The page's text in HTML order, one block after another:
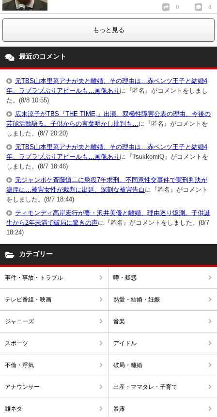
0 4
もっと見る
最近のコメント
元TBS山本里菜アナが夫と離婚、その理由は…赤ベンツ王子と結婚4
年、ラブラブぶりアピールも…画像あり に『匿名』がコメントをしまし
た。(8/8 10:55)
広末涼子がTBS『THE TIME,』出演。双極性障害公表の理由、今後の
芸能活動語る。子供からの言葉明かし批判も… に『匿名』がコメントを
しました。(8/7 20:20)
元TBS山本里菜アナが夫と離婚、その理由は…赤ベンツ王子と結婚4
年、ラブラブぶりアピールも…画像あり に『TsukkomiQ』がコメントを
しました。(8/7 18:46)
元ジャンポケ斉藤慎二に懲役7年求刑。不同意性交事件で実刑判決が
濃厚に…被害女性が裁判に出廷、深刻な被害告白 に『匿名』がコメント
をしました。(8/7 18:44)
ティモンディ高岸宏行が妻・沢井美優と離婚、理由巡り憶測。子供誕
生から2年未満で破局に驚きの声に『匿名』がコメントをしました。(8/7
18:24)
カテゴリー
事件・事故・トラブル 噂・疑惑
テレビ番組・映画 熱愛・結婚・妊娠
ジャニーズ 音楽
スポーツ アイドル
不倫・浮気 破局・離婚
アナウンサー 出産・ママタレ・子育て
雑ネタ 暴露